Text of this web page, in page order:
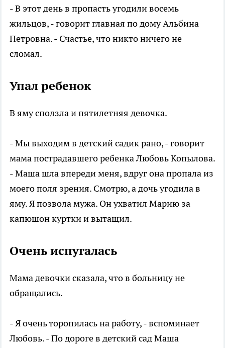
- В этот день в пропасть угодили восемь
жильцов, - говорит главная по дому Альбина
Петровна. - Счастье, что никто ничего не
сломал.
Упал ребенок
В яму сползла и пятилетняя девочка.
- Мы выходим в детский садик рано, - говорит
мама пострадавшего ребенка Любовь Копылова.
- Маша шла впереди меня, вдруг она пропала из
моего поля зрения. Смотрю, а дочь угодила в
яму. Я позвола мужа. Он ухватил Марию за
капюшон куртки и вытащил.
Очень испугалась
Мама девочки сказала, что в больницу не
обращались.
- Я очень торопилась на работу, - вспоминает
Любовь. - По дороге в детский сад Маша